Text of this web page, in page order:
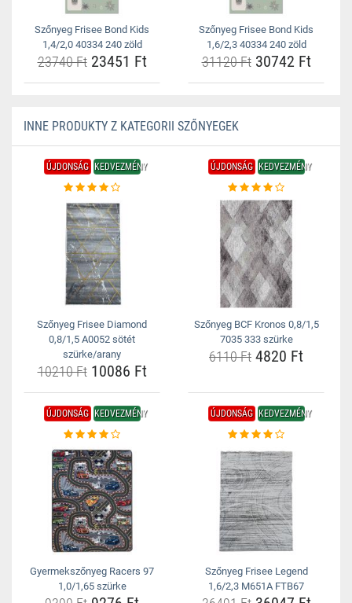
Szőnyeg Frisee Bond Kids
1,4/2,0 40334 240 zöld
23740 Ft23451 Ft
Szőnyeg Frisee Bond Kids
1,6/2,3 40334 240 zöld
31120 Ft30742 Ft
INNE PRODUKTY Z KATEGORII SZŐNYEGEK
ÚJDONSÁG KEDVEZMÉNY
Szőnyeg Frisee Diamond
0,8/1,5 A0052 sötét
szürke/arany
10210 Ft10086 Ft
ÚJDONSÁG KEDVEZMÉNY
Szőnyeg BCF Kronos 0,8/1,5
7035 333 szürke
6110 Ft 4820 Ft
ÚJDONSÁG KEDVEZMÉNY
Gyermekszőnyeg Racers 97
1,0/1,65 szürke
ÚJDONSÁG KEDVEZMÉNY
Szőnyeg Frisee Legend
1,6/2,3 M651A FTB67